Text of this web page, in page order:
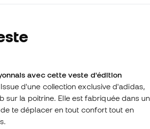
avec cette veste d'édition
Issue d'une collection exclusive d'adidas,
la poitrine. Elle est fabriquée dans un
te déplacer en tout confort tout en